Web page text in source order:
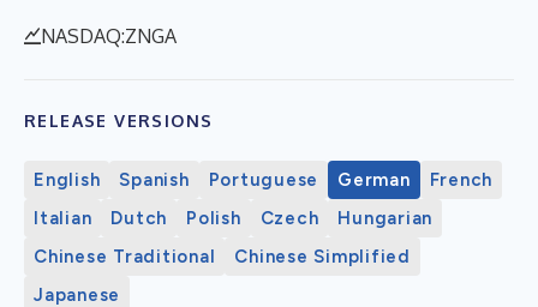
NASDAQ:ZNGA
RELEASE VERSIONS
English Spanish Portuguese German
French
Italian
Dutch Polish Czech
Hungarian
Chinese Traditional
Chinese Simplified
Japanese